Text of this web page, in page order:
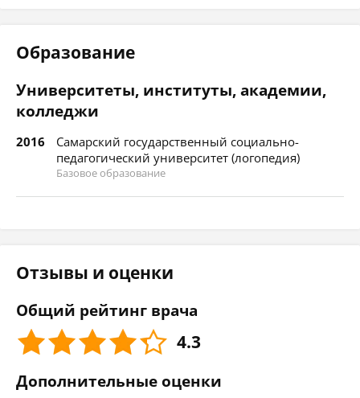
Образование
Университеты, институты, академии,
колледжи
2016
Самарский государственный социально-
педагогический университет (логопедия)
Базовое образование
Отзывы и оценки
Общий рейтинг врача
4.3
Дополнительные оценки